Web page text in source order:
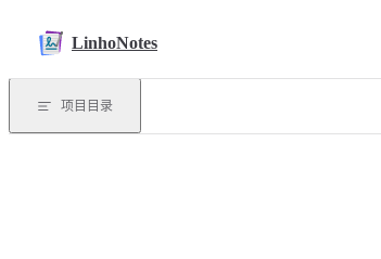
LinhoNotes
项目目录